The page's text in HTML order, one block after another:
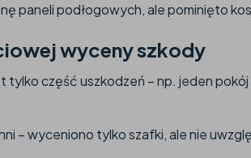
paneli podłogowych, ale pominięto
wyceny szkody
część uszkodzeń – np. jeden pokój
– wyceniono tylko szafki, ale nie